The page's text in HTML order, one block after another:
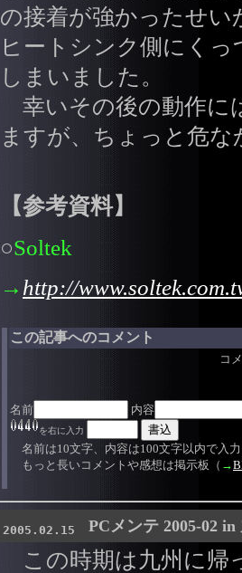
の接着が強かったせい
ヒートシンク側にく
しまいました。
幸いその後の動作に
ますが、ちょっと危
【参考資料】
○Soltek
→ http://
この記事へのコメント
コ
名前 内容
を右に入力
名前は10文字、内容は100文字以内で入
もっと長いコメントや感想は掲示板（ →
2005.02.15 PCメンテ 2005-02 in
この時期は九州に帰